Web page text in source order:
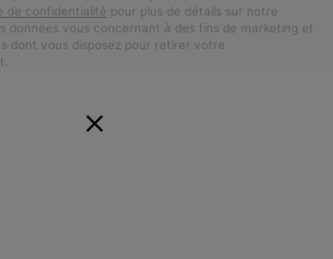
de confidentialité pour plus de détails sur notre
données vous concernant à des fins de marketing et
dont vous disposez pour retirer votre